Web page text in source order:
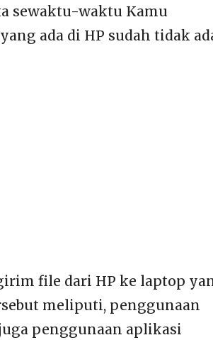
sewaktu-waktu Kamu
ada di HP sudah tidak
file dari HP ke laptop
meliputi, penggunaan
penggunaan aplikasi